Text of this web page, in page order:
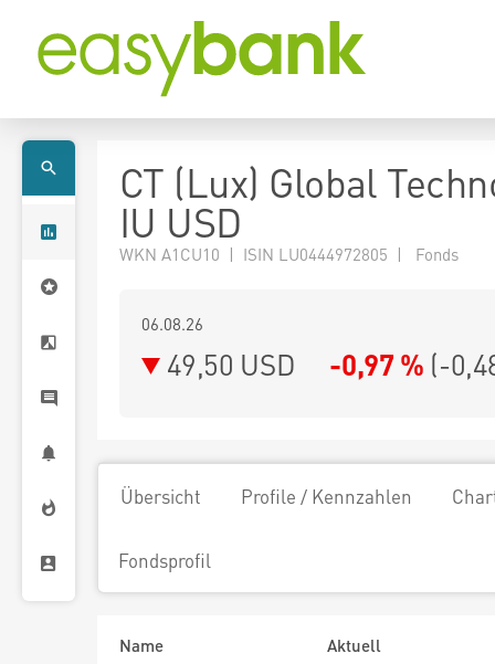
CT (Lux) Global
IU USD
WKN A1CU10 | ISIN LU0444972805 | Fonds
06.08.26
49,50 USD -0,97 % (-
Übersicht Profile / Kennzahlen
Fondsprofil
Name
Aktuell